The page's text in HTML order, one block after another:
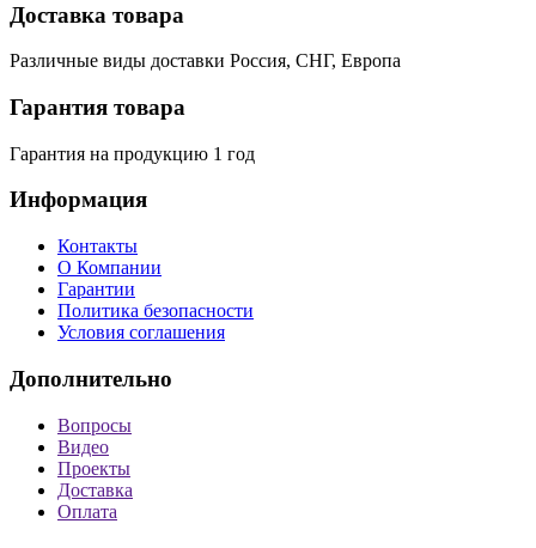
Доставка товара
Различные виды доставки Россия, СНГ, Европа
Гарантия товара
Гарантия на продукцию 1 год
Информация
Контакты
О Компании
Гарантии
Политика безопасности
Условия соглашения
Дополнительно
Вопросы
Видео
Проекты
Доставка
Оплата